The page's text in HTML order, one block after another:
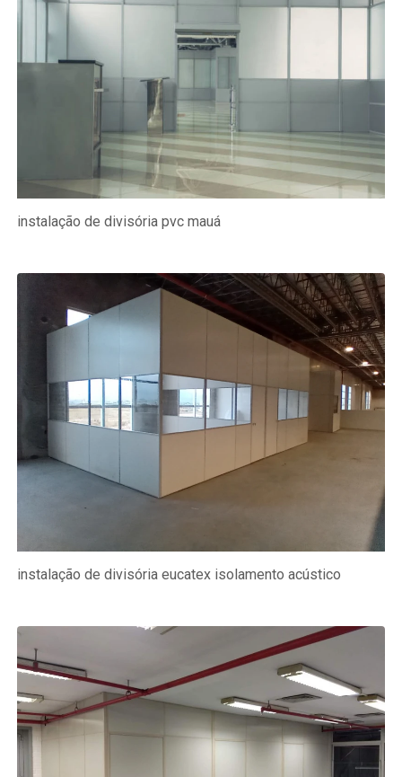
instalação de divisória pvc mauá
instalação de divisória eucatex isolamento acústico